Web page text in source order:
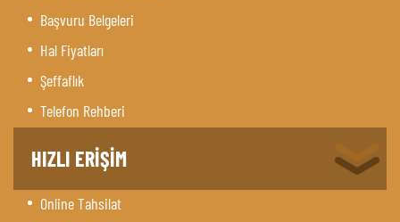
Başvuru Belgeleri
Hal Fiyatları
Şeffaflık
Telefon Rehberi
HIZLI ERİŞİM
Online Tahsilat